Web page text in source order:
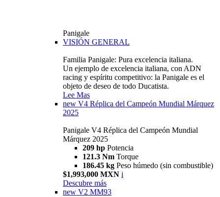
Panigale
VISIÓN GENERAL
Familia Panigale: Pura excelencia italiana.
Un ejemplo de excelencia italiana, con ADN
racing y espíritu competitivo: la Panigale es el
objeto de deseo de todo Ducatista.
Lee Mas
new V4 Réplica del Campeón Mundial Márquez
2025
Panigale V4 Réplica del Campeón Mundial
Márquez 2025
209 hp Potencia
121.3 Nm Torque
186.45 kg Peso húmedo (sin combustible)
$1,993,000 MXN i
Descubre más
new V2 MM93